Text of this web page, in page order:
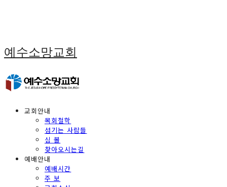
예수소망교회
교회안내
목회철학
섬기는 사람들
심 볼
찾아오시는길
예배안내
예배시간
주 보